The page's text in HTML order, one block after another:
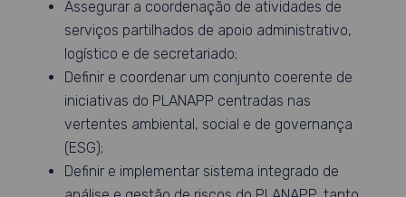
Assegurar a coordenação de atividades de
serviços partilhados de apoio administrativo,
logístico e de secretariado;
Definir e coordenar um conjunto coerente de
iniciativas do PLANAPP centradas nas
vertentes ambiental, social e de governança
(ESG);
Definir e implementar sistema integrado de